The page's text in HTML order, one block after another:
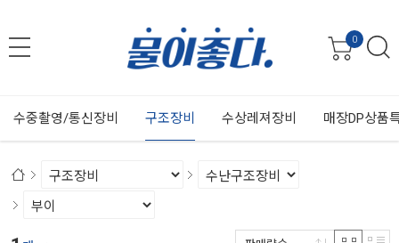
0
수중촬영/통신장비 구조장비 수상레져장비 매장DP상품